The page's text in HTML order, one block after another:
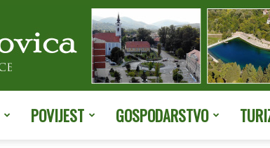
POVIJEST GOSPODARSTVO